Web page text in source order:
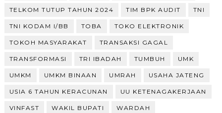
TELKOM TUTUP TAHUN 2024 TIM BPK AUDIT TNI
TNI KODAM I/BB TOBA TOKO ELEKTRONIK
TOKOH MASYARAKAT TRANSAKSI GAGAL
TRANSFORMASI TRI IBADAH TUMBUH UMK
UMKM UMKM BINAAN UMRAH USAHA JATENG
USIA 6 TAHUN KERACUNAN UU KETENAGAKERJAAN
VINFAST WAKIL BUPATI WARDAH